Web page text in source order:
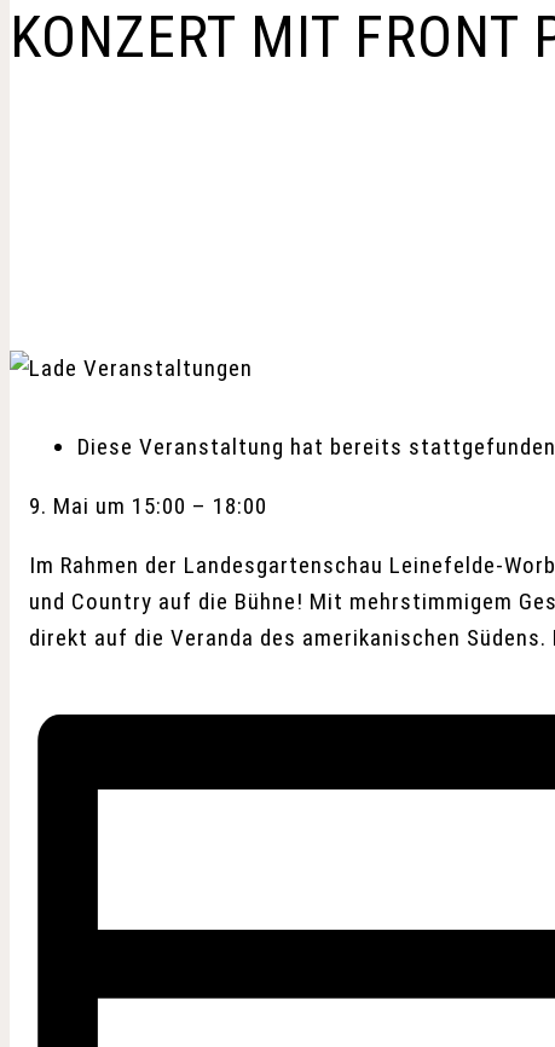
KONZERT MIT FRONT
Diese Veranstaltung hat bereits
9. Mai um 15:00 – 18:00
Im Rahmen der Landesgartenschau Leinefelde-
und Country auf die Bühne! Mit mehrstimmigem
direkt auf die Veranda des amerikanischen